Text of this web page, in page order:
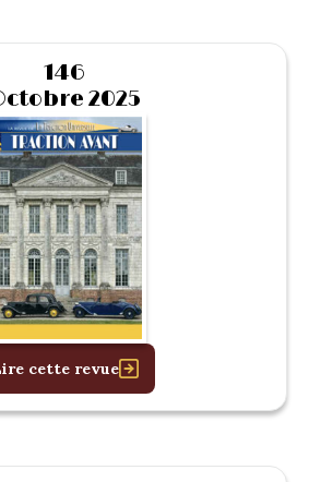
146
2025
cette revue